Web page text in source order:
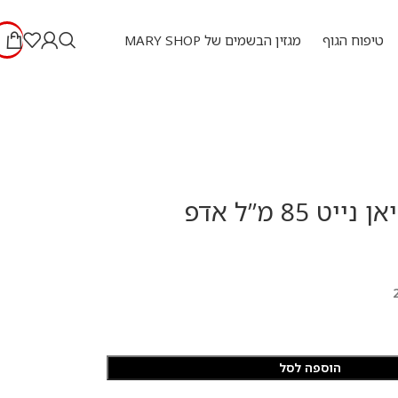
טיפוח הגוף מגזין הבשמים של MARY SHOP
85 מ”ל אדפ
הוספה לסל